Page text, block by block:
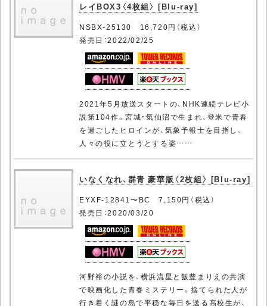
レイBOX3〈4枚組〉 [Blu-ray]
NSBX-25130 16,720円（税込）
発売日：2022/02/25
2021年5月放送スタートの、NHK連続テレビ小
説第104作。宮城・気仙沼で生まれ、登米で青春
を過ごしたヒロインが、気象予報士を目指し、
人々の役に立とうとする姿……
いなくなれ、群青 豪華版〈2枚組〉 [Blu-ray]
EYXF-12841〜BC 7,150円（税込）
発売日：2020/03/20
河野裕の小説を、横浜流星と飯豊まりえの共演
で映画化した青春ミステリー。捨てられた人が
行き着く謎の島で平穏な毎日を送る高校生が、